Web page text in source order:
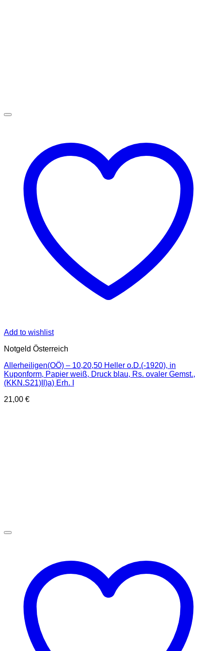
Add to wishlist
Notgeld Österreich
Allerheiligen(OÖ) – 10,20,50 Heller o.D.(-1920), in
Kuponform, Papier weiß, Druck blau, Rs. ovaler Gemst.,
(KKN.S21)II)a) Erh. I
21,00 €